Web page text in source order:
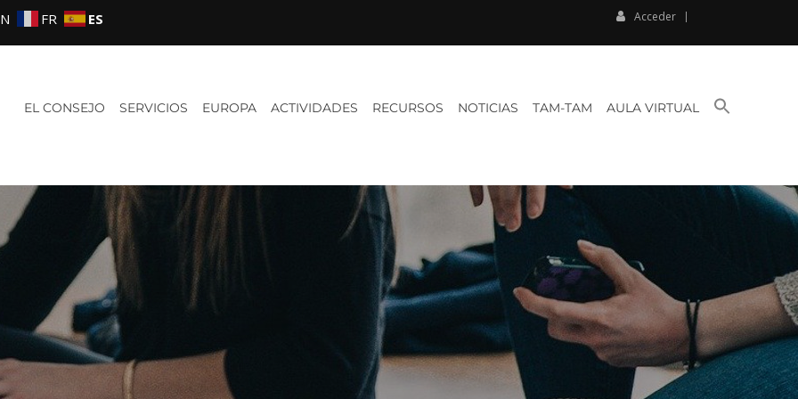
FR ES Acceder
EL CONSEJO SERVICIOS EUROPA ACTIVIDADES RECURSOS NOTICIAS TAM-TAM AULA VIRTUAL